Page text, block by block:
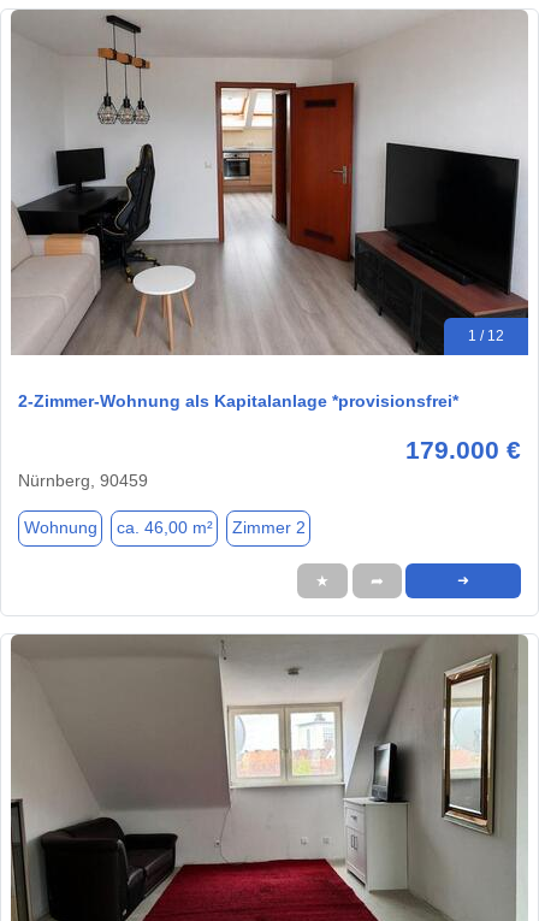
1 / 12
2-Zimmer-Wohnung als Kapitalanlage *provisionsfrei*
179.000 €
Nürnberg, 90459
Wohnung ca. 46,00 m² Zimmer 2
★ ➦ ➜